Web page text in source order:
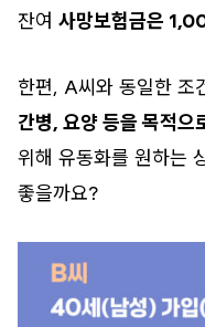
잔여 사망보험금은
한편, A씨와 동일한 조
간병, 요양 등을 목적으
위해 유동화를 원하는
좋을까요?